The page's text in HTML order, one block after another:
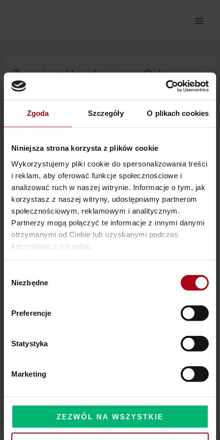
Zgoda Szczegóły O plikach cookies
Niniejsza strona korzysta z plików cookie
Wykorzystujemy pliki cookie do spersonalizowania treści
i reklam, aby oferować funkcje społecznościowe i
analizować ruch w naszej witrynie. Informacje o tym, jak
korzystasz z naszej witryny, udostępniamy partnerom
społecznościowym, reklamowym i analitycznym.
Partnerzy mogą połączyć te informacje z innymi danymi
otrzymanymi od Ciebie lub uzyskanymi podczas
korzystania z ich usług.
zgody
Niezbędne
Preferencje
Statystyka
Marketing
ZEZWÓL NA WSZYSTKIE
Ostatnie wpisy
Czy Masz W Portfelu Pożeracza Pieniędzy?
Powinieneś o tym wiedzieć – zbliża się wielka zmiana!
Tapping Uwalniający Od
Tęsknoty
Nie można pokazać tej sekcji, ponieważ nie jesteś